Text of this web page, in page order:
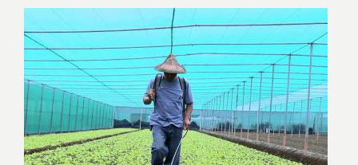
y
Li
n
k
e
b
o
o
k